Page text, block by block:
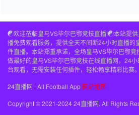
☯️欢迎莅临皇马VS毕尔巴鄂竞技直播!☯️本站提供
播免费观看服务，提供全天不间断24小时直播的
件直播。本站郑重承诺，全场皇马VS毕尔巴鄂
做最好的皇马VS毕尔巴鄂竞技在线直播网，24
台观看，无需安装任何插件，轻松畅享精彩比赛。
24直播网 | All Football App 网站地图
Copyright © 2021-2024 24直播网. All Rights